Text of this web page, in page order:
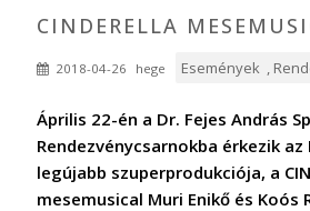
CINDERELLA
2018-04-26 hege Események ,
Április 22-én a Dr. Fejes András
Rendezvénycsarnokba érkezik az
legújabb szuperprodukciója, a
mesemusical Muri Enikő és Koós